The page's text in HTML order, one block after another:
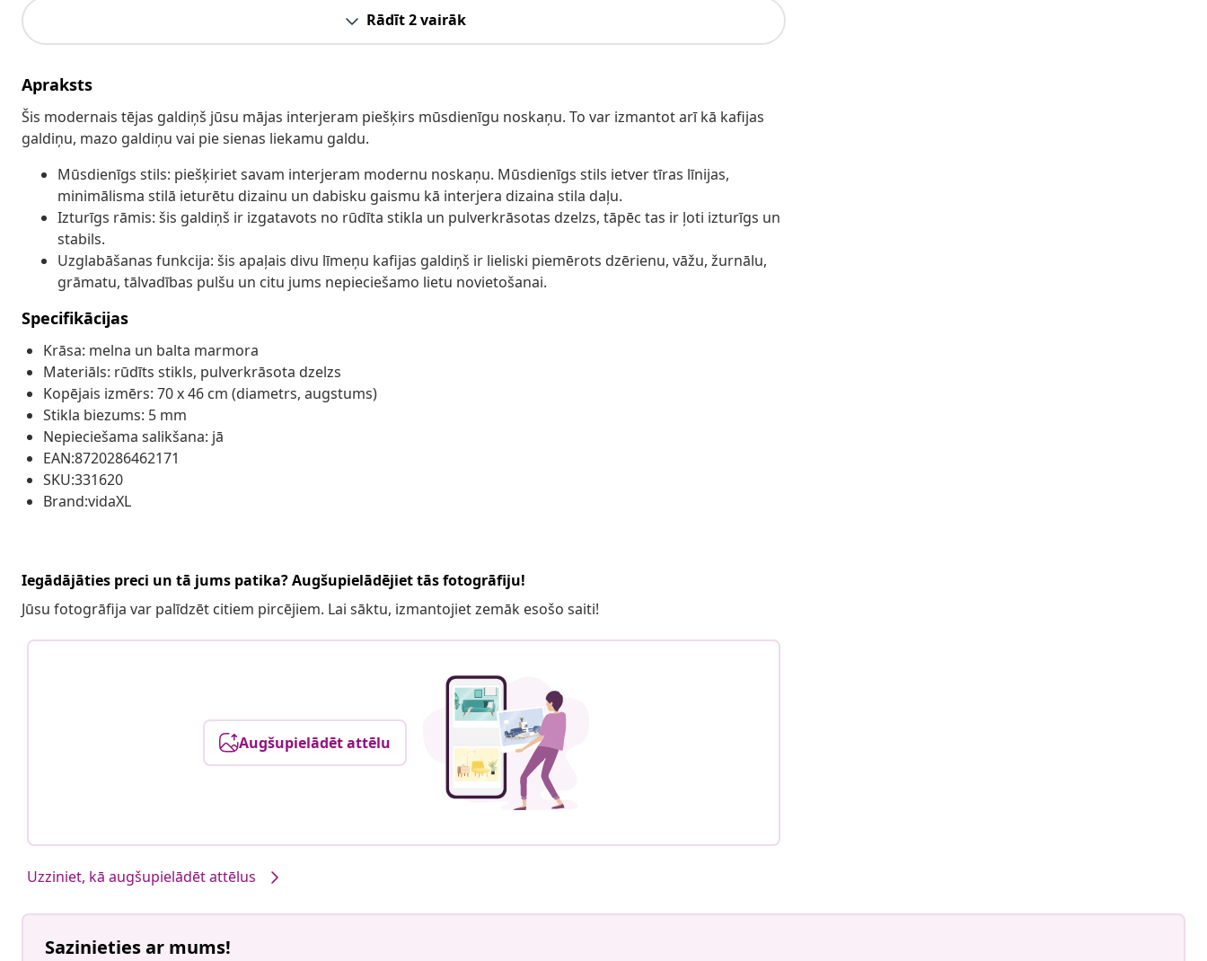
Rādīt 2 vairāk
Apraksts
Šis modernais tējas galdiņš jūsu mājas interjeram piešķirs mūsdienīgu noskaņu. To var izmantot arī kā kafijas
galdiņu, mazo galdiņu vai pie sienas liekamu galdu.
Mūsdienīgs stils: piešķiriet savam interjeram modernu noskaņu. Mūsdienīgs stils ietver tīras līnijas,
minimālisma stilā ieturētu dizainu un dabisku gaismu kā interjera dizaina stila daļu.
Izturīgs rāmis: šis galdiņš ir izgatavots no rūdīta stikla un pulverkrāsotas dzelzs, tāpēc tas ir ļoti izturīgs un
stabils.
Uzglabāšanas funkcija: šis apaļais divu līmeņu kafijas galdiņš ir lieliski piemērots dzērienu, vāžu, žurnālu,
grāmatu, tālvadības pulšu un citu jums nepieciešamo lietu novietošanai.
Specifikācijas
Krāsa: melna un balta marmora
Materiāls: rūdīts stikls, pulverkrāsota dzelzs
Kopējais izmērs: 70 x 46 cm (diametrs, augstums)
Stikla biezums: 5 mm
Nepieciešama salikšana: jā
EAN:8720286462171
SKU:331620
Brand:vidaXL
Iegādājāties preci un tā jums patika? Augšupielādējiet tās fotogrāfiju!
Jūsu fotogrāfija var palīdzēt citiem pircējiem. Lai sāktu, izmantojiet zemāk esošo saiti!
Augšupielādēt attēlu
Uzziniet, kā augšupielādēt attēlus
Sazinieties ar mums!